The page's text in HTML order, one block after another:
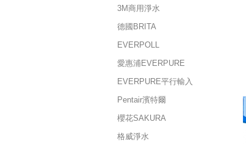
3M商用淨水
德國BRITA
EVERPOLL
愛惠浦EVERPURE
EVERPURE平行輸入
Pentair濱特爾
櫻花SAKURA
格威淨水